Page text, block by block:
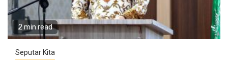
2 min read
Seputar Kita